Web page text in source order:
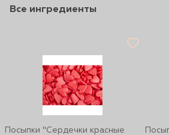
Все ингредиенты
Посыпки "Сердечки красные